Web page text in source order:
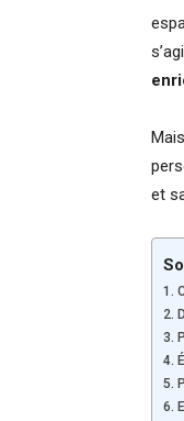
et
1.
2.
3.
4.
5.
6.